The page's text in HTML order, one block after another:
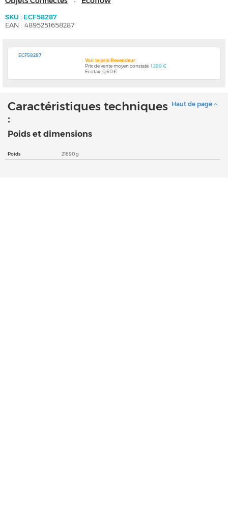
-
SKU : ECF58287
EAN : 4895251658287
ECF58287
Voir le prix Revendeur
Prix de vente moyen constaté:1 299 €
Ecotax: 0,60 €
Haut de page
Caractéristiques techniques
:
Poids et dimensions
Poids 21890 g